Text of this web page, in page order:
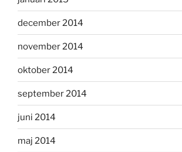
december 2014
november 2014
oktober 2014
september 2014
juni 2014
maj 2014